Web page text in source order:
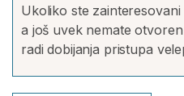
Ukoliko ste
a još uvek nemate
radi dobijanja pristupa